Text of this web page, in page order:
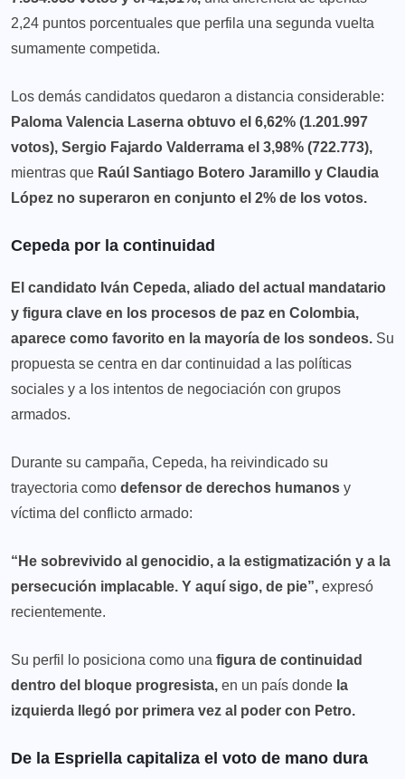
2,24 puntos porcentuales que perfila una segunda vuelta
sumamente competida.
Los demás candidatos quedaron a distancia considerable:
Paloma Valencia Laserna obtuvo el 6,62% (1.201.997
votos), Sergio Fajardo Valderrama el 3,98% (722.773),
mientras que Raúl Santiago Botero Jaramillo y Claudia
López no superaron en conjunto el 2% de los votos.
Cepeda por la continuidad
El candidato Iván Cepeda, aliado del actual mandatario
y figura clave en los procesos de paz en Colombia,
aparece como favorito en la mayoría de los sondeos. Su
propuesta se centra en dar continuidad a las políticas
sociales y a los intentos de negociación con grupos
armados.
Durante su campaña, Cepeda, ha reivindicado su
trayectoria como defensor de derechos humanos y
víctima del conflicto armado:
“He sobrevivido al genocidio, a la estigmatización y a la
persecución implacable. Y aquí sigo, de pie”, expresó
recientemente.
Su perfil lo posiciona como una figura de continuidad
dentro del bloque progresista, en un país donde la
izquierda llegó por primera vez al poder con Petro.
De la Espriella capitaliza el voto de mano dura